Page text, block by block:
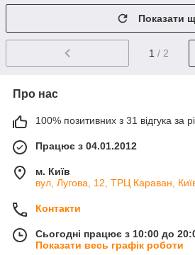
Показати
1 / 2
Про нас
100% позитивних з 31 відгука за
Працює з 04.01.2012
м. Київ
вул, Лугова, 12, ТРЦ Караван,
Контакти
Сьогодні працює з 10:00 до
Показати весь графік роботи